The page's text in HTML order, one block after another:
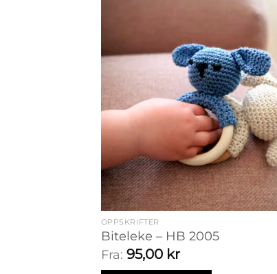
OPPSKRIFTER
Biteleke – HB 2005
Fra: 95,00 kr